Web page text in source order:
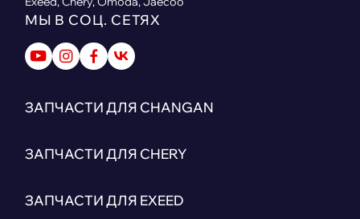
МЫ В СОЦ. СЕТЯХ
ЗАПЧАСТИ ДЛЯ CHANGAN
ЗАПЧАСТИ ДЛЯ CHERY
ЗАПЧАСТИ ДЛЯ EXEED